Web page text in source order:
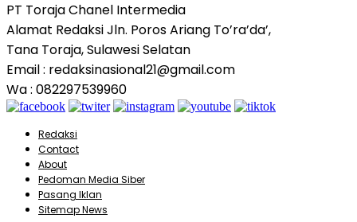
PT Toraja Chanel Intermedia
Alamat Redaksi Jln. Poros Ariang To’ra’da’,
Tana Toraja, Sulawesi Selatan
Email : redaksinasional21@gmail.com
Wa : 082297539960
Redaksi
Contact
About
Pedoman Media Siber
Pasang Iklan
Sitemap News